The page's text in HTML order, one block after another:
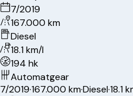
7/2019
167.000 km
Diesel
18.1 km/l
194 hk
Automatgear
7/2019·167.000 km·Diesel·18.1